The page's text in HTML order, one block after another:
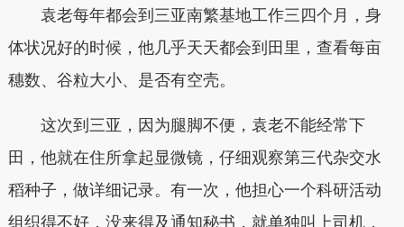
袁老每年都会到三亚南繁基地工作三四个月，身
体状况好的时候，他几乎天天都会到田里，查看每亩
穗数、谷粒大小、是否有空壳。
这次到三亚，因为腿脚不便，袁老不能经常下
田，他就在住所拿起显微镜，仔细观察第三代杂交水
稻种子，做详细记录。有一次，他担心一个科研活动
组织得不好，没来得及通知秘书，就单独叫上司机，